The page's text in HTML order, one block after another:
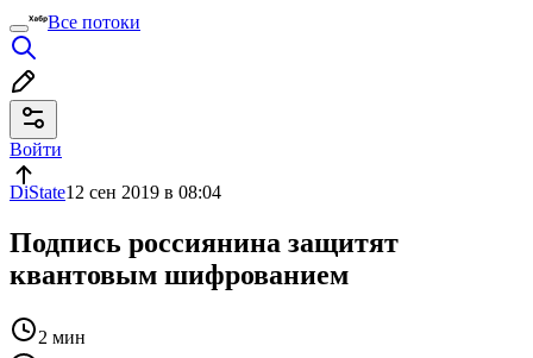
Все потоки
Войти
DiState12 сен 2019 в 08:04
Подпись россиянина защитят
квантовым шифрованием
2 мин